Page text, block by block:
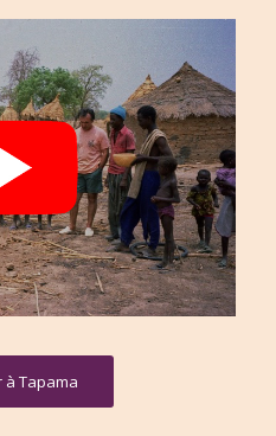
à Tapama